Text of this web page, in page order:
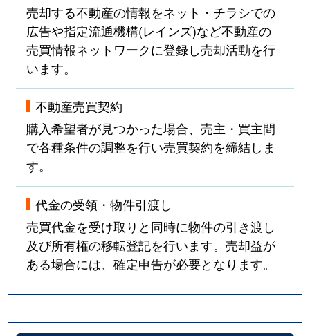
売却する不動産の情報をネット・チラシでの
広告や指定流通機構(レインズ)など不動産の
売買情報ネットワークに登録し売却活動を行
います。
不動産売買契約
購入希望者が見つかった場合、売主・買主間
で各種条件の調整を行い売買契約を締結しま
す。
代金の受領・物件引渡し
売買代金を受け取りと同時に物件の引き渡し
及び所有権の移転登記を行います。売却益が
ある場合には、確定申告が必要となります。